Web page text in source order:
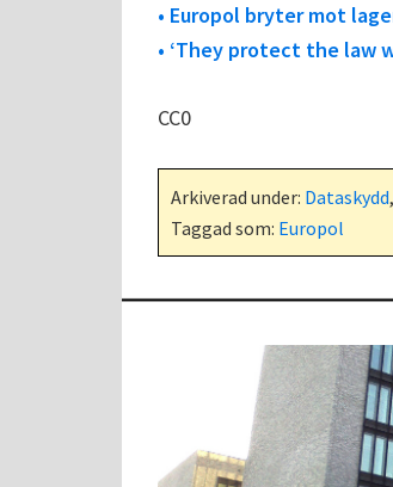
• Europol bryter mot
• ‘They protect the law
CC0
Arkiverad under: Dataskydd,
Taggad som: Europol